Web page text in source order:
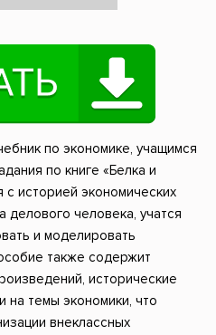
по экономике, учащимся
по книге «Белка и
с историей экономических
делового человека, учатся
и моделировать
также содержит
исторические
на темы экономики, что
внеклассных